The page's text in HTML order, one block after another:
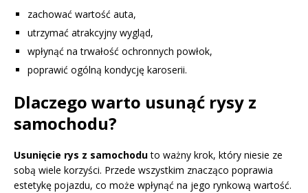
zachować wartość auta,
utrzymać atrakcyjny wygląd,
wpłynąć na trwałość ochronnych powłok,
poprawić ogólną kondycję karoserii.
Dlaczego warto usunąć rysy z
samochodu?
Usunięcie rys z samochoduto ważny krok, który niesie ze
sobą wiele korzyści. Przede wszystkim znacząco poprawia
estetykę pojazdu, co może wpłynąć na jego rynkową wartość.